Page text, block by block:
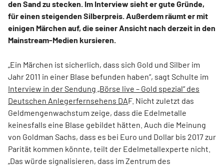
den Sand zu stecken. Im Interview sieht er gute Gründe,
für einen steigenden Silberpreis. Außerdem räumt er mit
einigen Märchen auf, die seiner Ansicht nach derzeit in den
Mainstream-Medien kursieren.
„Ein Märchen ist sicherlich, dass sich Gold und Silber im
Jahr 2011 in einer Blase befunden haben“, sagt Schulte im
Interview in der Sendung „Börse live – Gold spezial“ des
Deutschen Anlegerfernsehens DAF. Nicht zuletzt das
Geldmengenwachstum zeige, dass die Edelmetalle
keinesfalls eine Blase gebildet hätten. Auch die Meinung
von Goldman Sachs, dass es bei Euro und Dollar bis 2017 zur
Parität kommen könnte, teilt der Edelmetallexperte nicht.
„Das würde signalisieren, dass im Zentrum des